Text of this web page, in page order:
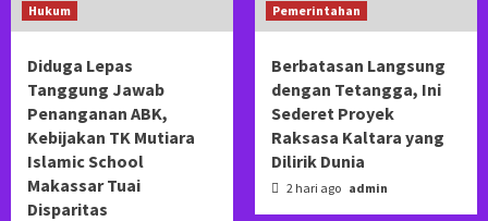
Hukum
Diduga Lepas
Tanggung Jawab
Penanganan ABK,
Kebijakan TK Mutiara
Islamic School
Makassar Tuai
Disparitas
Pemerintahan
Berbatasan Langsung
dengan Tetangga, Ini
Sederet Proyek
Raksasa Kaltara yang
Dilirik Dunia
2 hari ago admin